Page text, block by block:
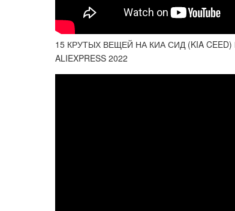
15 КРУТЫХ ВЕЩЕЙ НА КИА СИД (KIA
ALIEXPRESS 2022